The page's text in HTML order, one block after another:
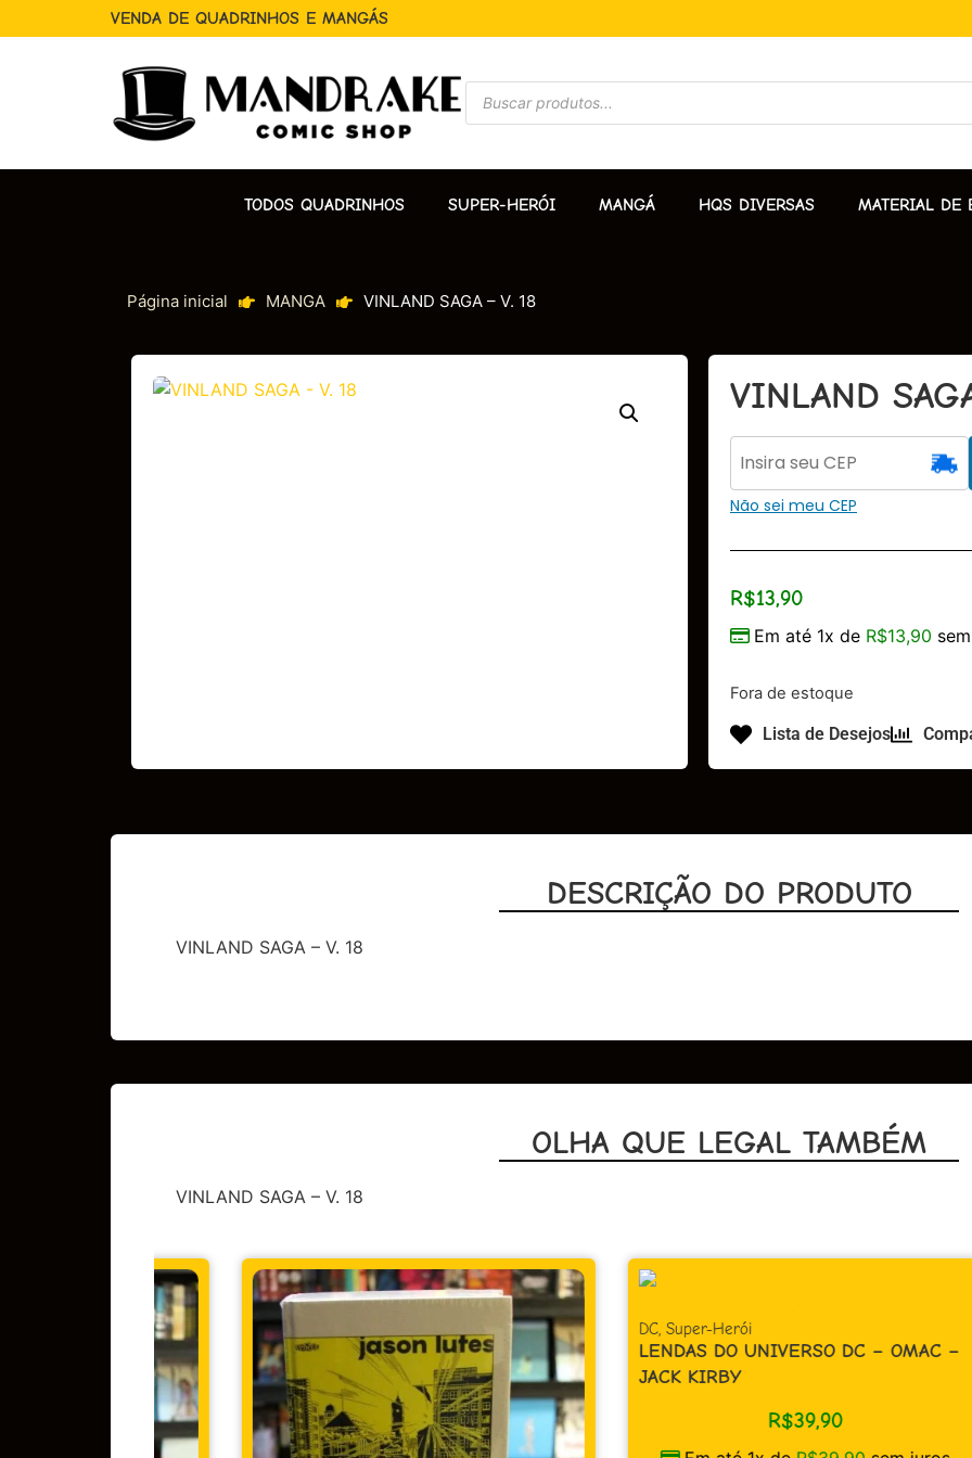
VENDA DE QUADRINHOS E MANGÁS
TODOS QUADRINHOS SUPER-HERÓI MANGÁ HQS DIVERSAS MATERIAL DE
Página inicial MANGA VINLAND SAGA – V. 18
VINLAND
Não sei meu CEP
R$13,90
Em até 1x de R$13,90
Fora de estoque
Lista de Desejos
DESCRIÇÃO DO PRODUTO
VINLAND SAGA – V. 18
OLHA QUE LEGAL TAMBÉM
VINLAND SAGA – V. 18
DC, Super-Herói
LENDAS DO UNIVERSO DC – OMAC –
JACK KIRBY